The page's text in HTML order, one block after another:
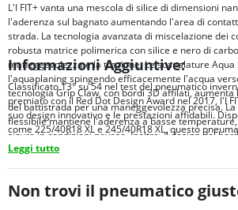
L'I FIT+ vanta una mescola di silice di dimensioni
l'aderenza sul bagnato aumentando l'area di
strada. La tecnologia avanzata di miscelazione dei
robusta matrice polimerica con silice e nero di
maneggevolezza e la trazione. Le scanalature
l'aquaplaning spingendo efficacemente l'acqua
tecnologia Grip Claw, con bordi 3D affilati,
del battistrada per una maneggevolezza precisa.
flessibile mantiene l'aderenza a basse
sicura in condizioni nevose. Inoltre, il design del
della lunghezza della kerf aiuta il pneumatico a
Informazioni Aggiuntive:
Classificato 13° su 54 nel test del pneumatico
premiato con il Red Dot Design Award nel 2017, l'I
suo design innovativo e le prestazioni affidabili.
come 225/40R18 XL e 245/40R18 XL, questo
di vari veicoli, offrendo eccellente aderenza sul
rumore per una guida silenziosa e confortevole.
Leggi tutto
Non trovi il pneumatico